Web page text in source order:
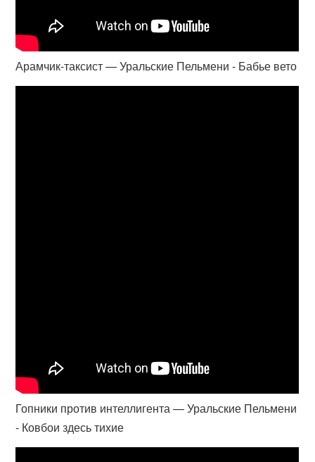
Арамчик-таксист — Уральские Пельмени - Бабье вето
Гопники против интеллигента — Уральские Пельмени
- Ковбои здесь тихие